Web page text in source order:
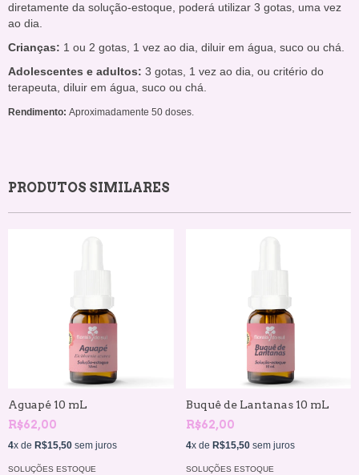
diretamente da solução-estoque, poderá utilizar 3 gotas, uma vez
ao dia.
Crianças: 1 ou 2 gotas, 1 vez ao dia, diluir em água, suco ou chá.
Adolescentes e adultos: 3 gotas, 1 vez ao dia, ou critério do
terapeuta, diluir em água, suco ou chá.
Rendimento: Aproximadamente 50 doses.
PRODUTOS SIMILARES
Aguapé 10 mL
R$62,00
4x de R$15,50 sem juros
SOLUÇÕES ESTOQUE
Buquê de Lantanas 10 mL
R$62,00
4x de R$15,50sem juros
SOLUÇÕES ESTOQUE